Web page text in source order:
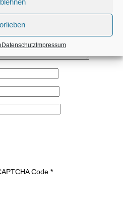
DatenschutzImpressum
Code *